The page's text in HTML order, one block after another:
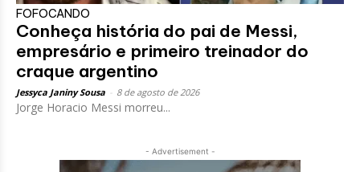
FOFOCANDO
Conheça história do pai de Messi,
empresário e primeiro treinador do
craque argentino
Jessyca Janiny Sousa 8 de agosto de 2026
Jorge Horacio Messi morreu...
- Advertisement -